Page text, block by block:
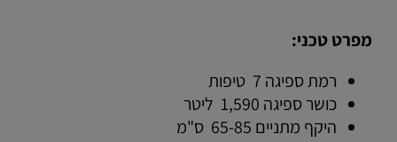
מפרט טכני:
רמת ספיגה 7 טיפות
כושר ספיגה 1,590 ליטר
היקף מתניים 65-85 ס"מ